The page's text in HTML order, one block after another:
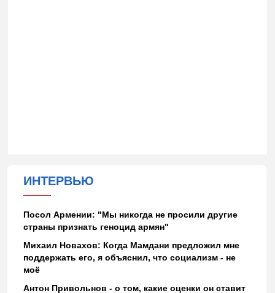
ИНТЕРВЬЮ
Посол Армении: "Мы никогда не просили другие
страны признать геноцид армян"
Михаил Новахов: Когда Мамдани предложил мне
поддержать его, я объяснил, что социализм - не
моё
Антон Привольнов - о том, какие оценки он ставит